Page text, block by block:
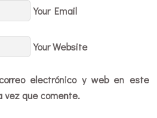
Your Email
Your Website
electrónico y web en este
vez que comente.